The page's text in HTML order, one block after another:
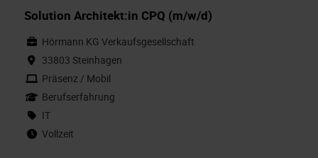
Solution Architekt:in CPQ (m/w/d)
Hörmann KG Verkaufsgesellschaft
33803 Steinhagen
Präsenz / Mobil
Berufserfahrung
IT
Vollzeit